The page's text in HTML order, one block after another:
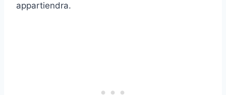
appartiendra.